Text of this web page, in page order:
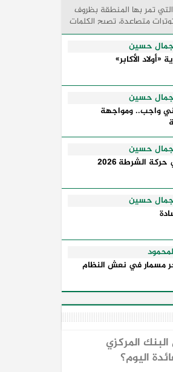
تمر بها المنطقة بظروف
متصاعدة، تصبح الكلمات
من مجرد مواقف معلنة؛ فهي
الدول، وكيفية إدارتها
التي تفصل بين القوة ...
جمال حسين
الأكابر»
جمال حسين
واجب.. ومواجهة
جمال حسين
الشرطة 2026
جمال حسين
مسمار في نعش النظام
المركزي
اليوم؟